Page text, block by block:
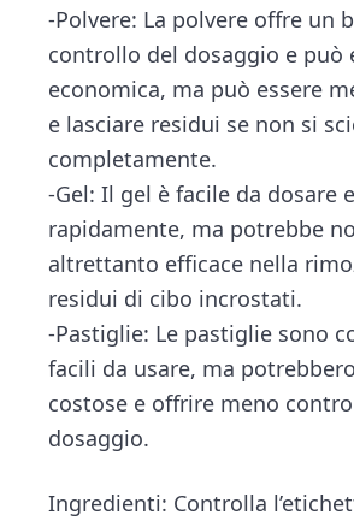
-Polvere: La polvere offre un
controllo del dosaggio e può
economica, ma può essere
e lasciare residui se non si
completamente.
-Gel: Il gel è facile da dosare
rapidamente, ma potrebbe
altrettanto efficace nella
residui di cibo incrostati.
-Pastiglie: Le pastiglie sono
facili da usare, ma
costose e offrire meno
dosaggio.
Ingredienti: Controlla